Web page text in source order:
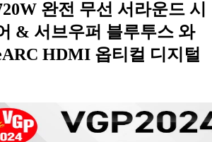
완전 무선 서라운드 시
& 서브우퍼 블루투스 와
HDMI 옵티컬 디지털